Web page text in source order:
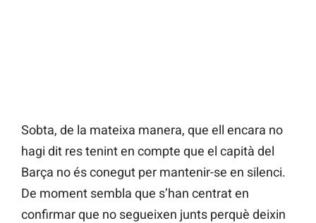
Sobta, de la mateixa manera, que ell encara no
hagi dit res tenint en compte que el capità del
Barça no és conegut per mantenir-se en silenci.
De moment sembla que s’han centrat en
confirmar que no segueixen junts perquè deixin